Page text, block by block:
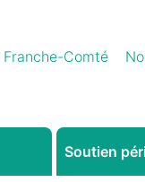
Franche-Comté
Soutien